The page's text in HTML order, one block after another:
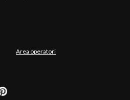
Area operatori